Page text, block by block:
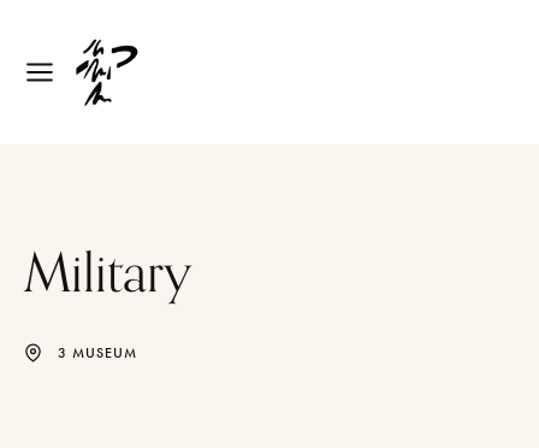
Military
3 MUSEUM